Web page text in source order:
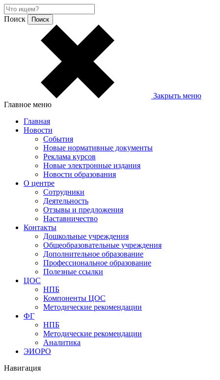
Поиск
Закрыть меню
Главное меню
Главная
Новости
События
Новые нормативные документы
Реклама курсов
Новые электронные издания
Новости образования
О центре
Сотрудники
Деятельность
Отзывы и предложения
Наставничество
Контакты
Дошкольные учреждения
Общеобразовательные учреждения
Дополнительное образование
Профессиональное образование
Полезные ссылки
ЦОС
НПБ
Компоненты ЦОС
Методические рекомендации
ФГ
НПБ
Методические рекомендации
Аналитика
ЭИОРО
Навигация